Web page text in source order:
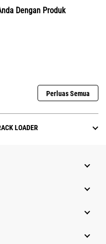
Dengan Produk
Perluas Semua
LOADER